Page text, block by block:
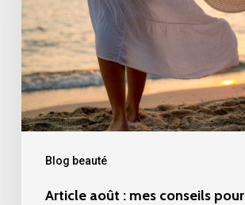
Blog beauté
mes
conseils
pour
prolonger
vos
vacances
Article août : mes conseils pour